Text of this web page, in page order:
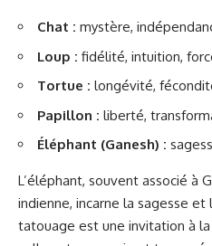
Chat : mystère,
Loup : fidélité, intuition,
Tortue : longévité,
Papillon : liberté,
Éléphant (Ganesh) :
L’éléphant, souvent associé à
indienne, incarne la sagesse
tatouage est une invitation à